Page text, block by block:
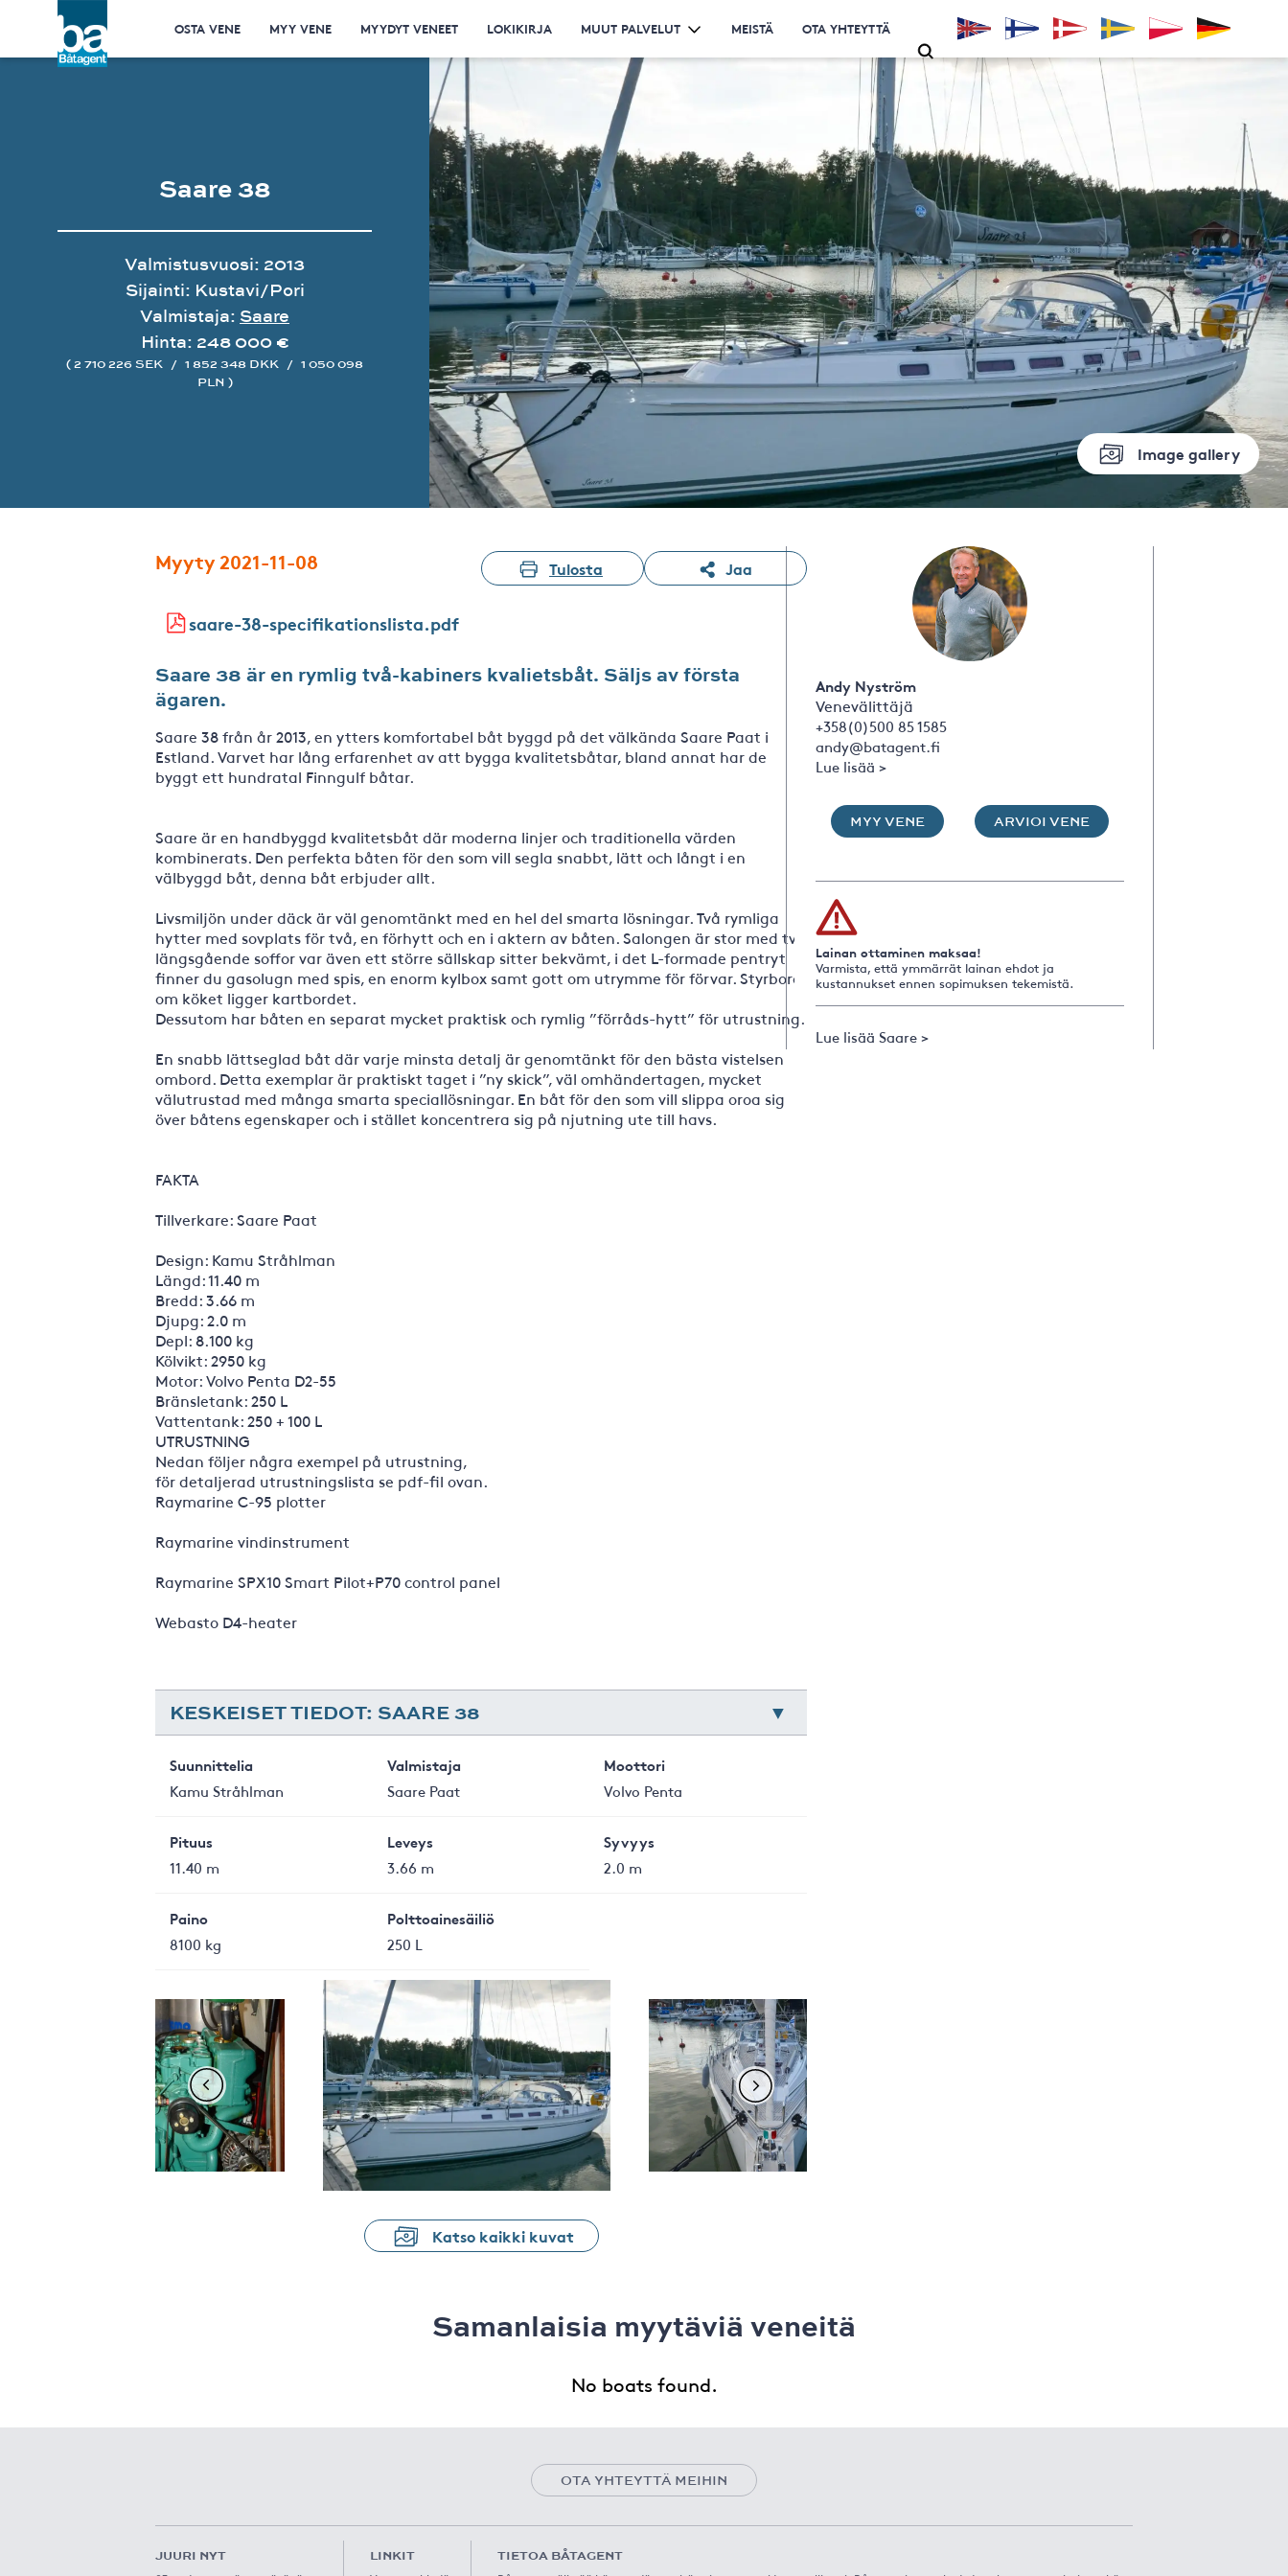
OSTA VENE MYY VENE MYYDYT VENEET LOKIKIRJA MUUT PALVELUT MEISTÄ OTA YHTEYTTÄ
Image gallery
Saare 38
Valmistusvuosi: 2013
Sijainti: Kustavi/Pori
Valmistaja: Saare
Hinta: 248 000 €
( 2 710 226 SEK / 1 852 348 DKK / 1 050 098
PLN )
Myyty 2021-11-08 Tulosta Jaa
saare-38-specifikationslista.pdf
Saare 38 är en rymlig två-kabiners kvalietsbåt. Säljs av första
ägaren.
Saare 38 från år 2013, en ytters komfortabel båt byggd på det välkända Saare Paat i
Estland. Varvet har lång erfarenhet av att bygga kvalitetsbåtar, bland annat har de
byggt ett hundratal Finngulf båtar.
Saare är en handbyggd kvalitetsbåt där moderna linjer och traditionella värden
kombinerats. Den perfekta båten för den som vill segla snabbt, lätt och långt i en
välbyggd båt, denna båt erbjuder allt.
Livsmiljön under däck är väl genomtänkt med en hel del smarta lösningar. Två rymliga
hytter med sovplats för två, en förhytt och en i aktern av båten. Salongen är stor med två
längsgående soffor var även ett större sällskap sitter bekvämt, i det L-formade pentryt
finner du gasolugn med spis, en enorm kylbox samt gott om utrymme för förvar. Styrbord
om köket ligger kartbordet.
Dessutom har båten en separat mycket praktisk och rymlig ”förråds-hytt” för utrustning.
En snabb lättseglad båt där varje minsta detalj är genomtänkt för den bästa vistelsen
ombord. Detta exemplar är praktiskt taget i ”ny skick”, väl omhändertagen, mycket
välutrustad med många smarta speciallösningar. En båt för den som vill slippa oroa sig
över båtens egenskaper och i stället koncentrera sig på njutning ute till havs.
FAKTA
Tillverkare: Saare Paat
Design: Kamu Stråhlman
Längd: 11.40 m
Bredd: 3.66 m
Djupg: 2.0 m
Depl: 8.100 kg
Kölvikt: 2950 kg
Motor: Volvo Penta D2-55
Bränsletank: 250 L
Vattentank: 250 + 100 L
UTRUSTNING
Nedan följer några exempel på utrustning,
för detaljerad utrustningslista se pdf-fil ovan.
Raymarine C-95 plotter
Raymarine vindinstrument
Raymarine SPX10 Smart Pilot+P70 control panel
Webasto D4-heater
KESKEISET TIEDOT: SAARE 38
Suunnittelia
Kamu Stråhlman
Valmistaja
Saare Paat
Moottori
Volvo Penta
Pituus
11.40 m
Leveys
3.66 m
Syvyys
2.0 m
Paino
8100 kg
Polttoainesäiliö
250 L
Katso kaikki kuvat
Andy Nyström
Venevälittäjä
+358(0)500 85 1585
andy@batagent.fi
Lue lisää >
MYY VENE ARVIOI VENE
Lainan ottaminen maksaa!
Varmista, että ymmärrät lainan ehdot ja
kustannukset ennen sopimuksen tekemistä.
Lue lisää Saare >
Samanlaisia ​​myytäviä veneitä
No boats found.
OTA YHTEYTTÄ MEIHIN
JUURI NYT LINKIT TIETOA BÅTAGENT